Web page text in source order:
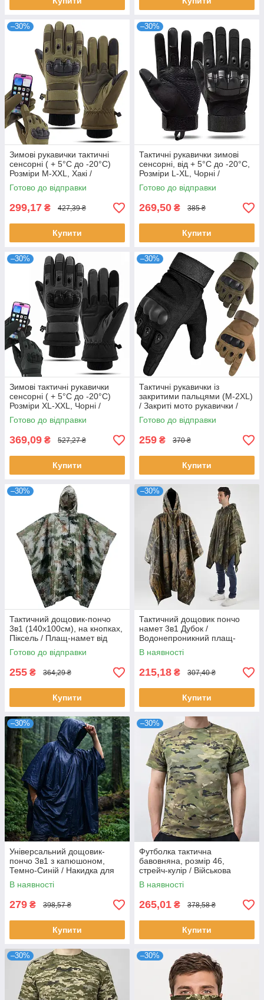
–30%
Зимові рукавички тактичні
сенсорні ( + 5°C до -20°C)
Розміри M-XХL, Хакі /
Штурмові рукавички
повнопалі
Готово до відправки
299,17 ₴ 427,39 ₴
Купити
–30%
Тактичні рукавички зимові
сенсорні, від + 5°C до -20°C,
Розміри L-XL, Чорні /
Штурмові рукавички ЗСУ
Готово до відправки
269,50 ₴ 385 ₴
Купити
–30%
Зимові тактичні рукавички
сенсорні ( + 5°C до -20°C)
Розміри ХL-XХL, Чорні /
Штурмові рукавички
повнопалі
Готово до відправки
369,09 ₴ 527,27 ₴
Купити
–30%
Тактичні рукавички із
закритими пальцями (М-2XL)
/ Закриті мото рукавички /
Чоловічі рукавички військові
Готово до відправки
259 ₴ 370 ₴
Купити
–30%
Тактичний дощовик-пончо
3в1 (140х100см), на кнопках,
Піксель / Плащ-намет від
дощу / Дощовик ЗСУ
Готово до відправки
255 ₴ 364,29 ₴
Купити
–30%
Тактичний дощовик пончо
намет 3в1 Дубок /
Водонепроникний плащ-
накидка від дощу/ Дощовик з
капюшоном
В наявності
215,18 ₴ 307,40 ₴
Купити
–30%
Універсальний дощовик-
пончо 3в1 з капюшоном,
Темно-Синій / Накидка для
подорожей та відпочинку
В наявності
279 ₴ 398,57 ₴
Купити
–30%
Футболка тактична
бавовняна, розмір 46,
стрейч-кулір / Військова
футболка / Чоловіча
армійська футболка
В наявності
265,01 ₴ 378,58 ₴
Купити
–30% –30%